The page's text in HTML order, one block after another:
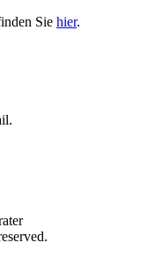
Sie hier.